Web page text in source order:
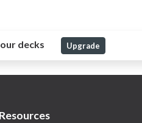
decks Upgrade
Resources